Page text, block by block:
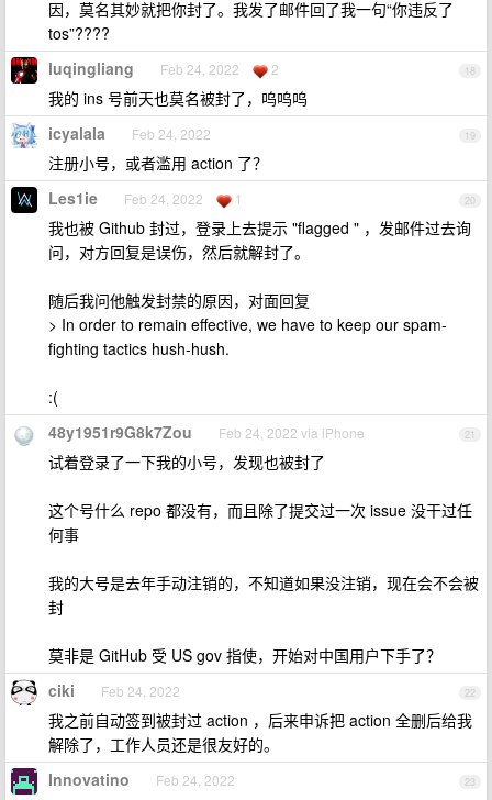
因，莫名其妙就把你封了。我发了邮件回了我一句“你违反了
tos”????
18
luqingliang Feb 24, 2022 2
我的 ins 号前天也莫名被封了，呜呜呜
19
icyalala Feb 24, 2022
注册小号，或者滥用 action 了？
20
Les1ie Feb 24, 2022 1
我也被 Github 封过，登录上去提示 "flagged " ，发邮件过去询
问，对方回复是误伤，然后就解封了。
随后我问他触发封禁的原因，对面回复
> In order to remain effective, we have to keep our spam-
fighting tactics hush-hush.
:(
21
48y1951r9G8k7Zou Feb 24, 2022 via iPhone
试着登录了一下我的小号，发现也被封了
这个号什么 repo 都没有，而且除了提交过一次 issue 没干过任
何事
我的大号是去年手动注销的，不知道如果没注销，现在会不会被
封
莫非是 GitHub 受 US gov 指使，开始对中国用户下手了？
22
ciki Feb 24, 2022
我之前自动签到被封过 action ，后来申诉把 action 全删后给我
解除了，工作人员还是很友好的。
23
Innovatino Feb 24, 2022